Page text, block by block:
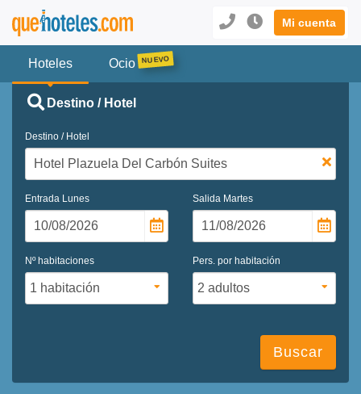
Mi cuenta
Hoteles Ocio
Destino / Hotel
Destino / Hotel
Entrada Lunes Salida Martes
Nº habitaciones Pers. por habitación
Buscar